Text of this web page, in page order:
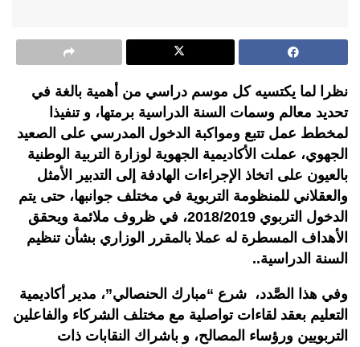
نظرا لما يكتسيه كل موسم دراسي من أهمية بالغة في
تحديد معالم وسمات السنة الدراسية برمتها، و تنفيذا
لمخطط عمل تتبع ومواكبة الدخول المدرسي على الصعيد
الجهوي، عملت الأكاديمية الجهوية لوزارة التربية الوطنية
بالعيون على اتخاذ الإجراءات الهادفة إلى التدبير الأمثل
والعقلاني للمنظومة التربوية في مختلف جوانبها، حتى يتم
الدخول التربوي 2018/2019، في ظروف ملائمة ويحقق
الأهداف المسطرة له عملا بالمقرر الوزاري بشأن تنظيم
السنة الدراسية..
وفي هذا الصَّدد، شرع “مبارك الحنصالي”، مدير أكاديمية
التعليم بعقد لقاءات تواصلية مع مختلف الشركاء والفاعلين
التربويين ورؤساء المصالح، و باشراك النقابات ذات